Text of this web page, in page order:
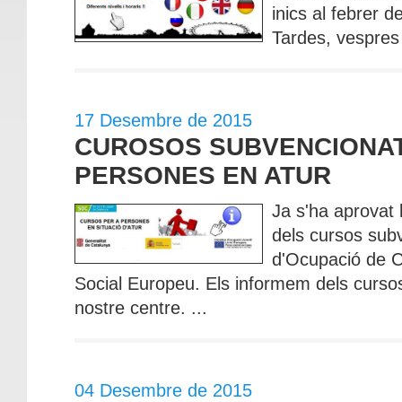
inics al febrer
Tardes,
17 Desembre de 2015
CUROSOS
PERSONES EN ATUR
Ja s'ha aprovat
dels cursos
d'Ocupació de
Social Europeu. Els informem dels
nostre centre. ...
04 Desembre de 2015